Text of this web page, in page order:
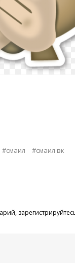
#смаил #смаил вк